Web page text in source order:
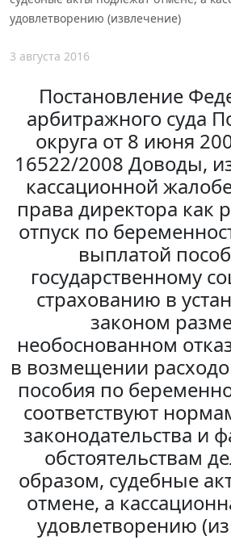
удовлетворению (извлечение)
3 августа 2016
Постановление
арбитражного суда
округа от 8 июня
16522/2008 Доводы,
кассационной
права директора как
отпуск по
выплатой
государственному
страхованию в
законом
необоснованном
в возмещении
пособия по
соответствуют
законодательства и
обстоятельствам
образом, судебные
отмене, а
удовлетворению